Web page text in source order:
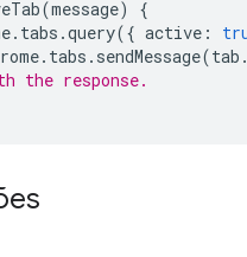
(message)
{
. tabs .query({ active :
. tabs . sendMessage(tab
the response.